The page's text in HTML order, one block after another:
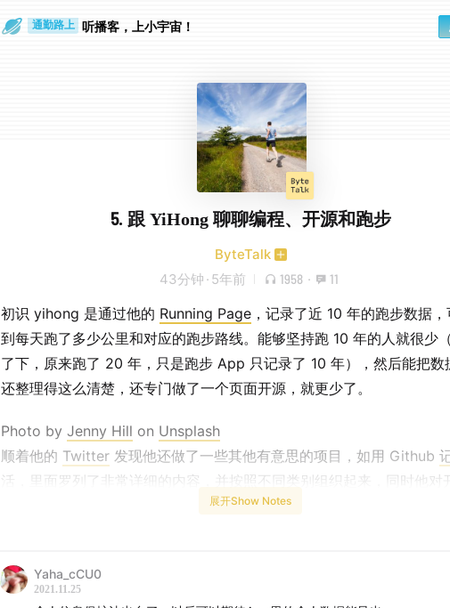
通勤路上 听播客，上小宇宙！
5. 跟 YiHong 聊聊编程、开源和跑步
ByteTalk
43分钟 · 5年前 1958 · 11
初识 yihong 是通过他的 Running Page ，记录了近 10 年的跑步数据
到每天跑了多少公里和对应的跑步路线。能够坚持跑 10 年的人就很少
了下，原来跑了 20 年，只是跑步 App 只记录了 10 年），然后能把数
还整理得这么清楚，还专门做了一个页面开源，就更少了。
Photo by Jenny Hill on Unsplash
顺着他的 Twitter 发现他还做了一些其他有意思的项目，如用 Github
活
，里面罗列了非常详细的内容，并按照不同类别组织起来，同时他对
有热情。本期我们就跟 yihong 来聊聊他的故事。
PPS: yihong 的东北口音，做好准备哦
PPPS: 两个做 iOS 的不知道 Shortcuts 是什么时候出的···
展开Show Notes
Yaha_cCU0
2021.11.25